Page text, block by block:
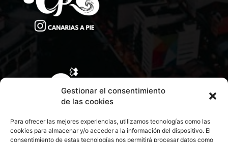
Gestionar el consentimiento
de las cookies
Para ofrecer las mejores experiencias, utilizamos tecnologías como las
cookies para almacenar y/o acceder a la información del dispositivo. El
consentimiento de estas tecnologías nos permitirá procesar datos como